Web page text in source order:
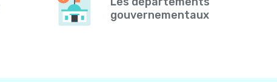
gouvernementaux